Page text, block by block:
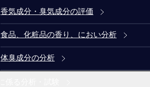
香気成分・臭気成分の評価
食品、化粧品の香り、におい分析
体臭成分の分析